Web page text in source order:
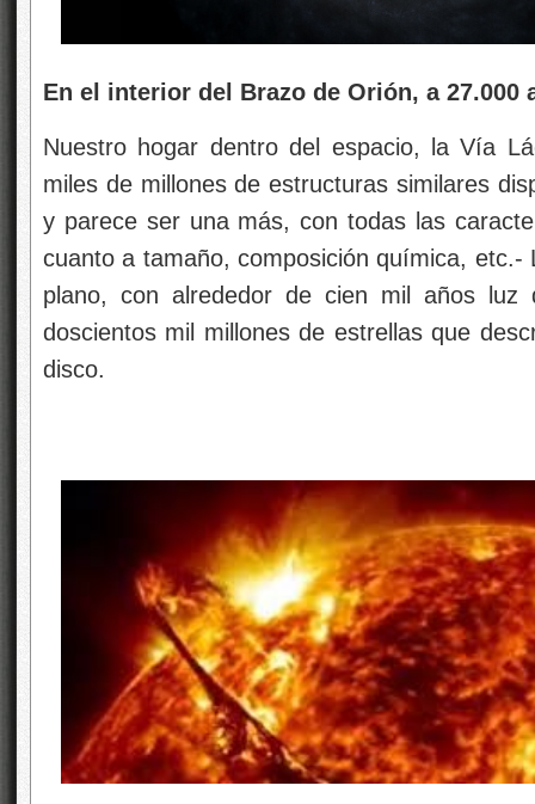
En el interior del Brazo de Orión, a 27.000
Nuestro hogar dentro del espacio, la Vía
miles de millones de estructuras similares
y parece ser una más, con todas las
cuanto a tamaño, composición química,
plano, con alrededor de cien mil años
doscientos mil millones de estrellas que
disco.